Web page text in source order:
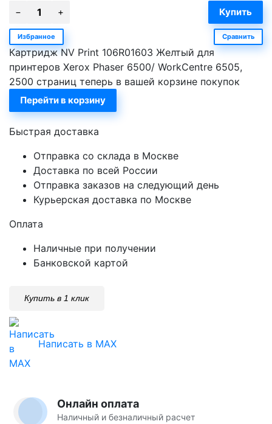
Избранное Сравнить
Картридж NV Print 106R01603 Желтый для
принтеров Xerox Phaser 6500/ WorkCentre 6505,
2500 страниц теперь в вашей корзине покупок
Перейти в корзину
Быстрая доставка
Отправка со склада в Москве
Доставка по всей России
Отправка заказов на следующий день
Курьерская доставка по Москве
Оплата
Наличные при получении
Банковской картой
Купить в 1 клик
Написать в MAX
Онлайн оплата
Наличный и безналичный расчет